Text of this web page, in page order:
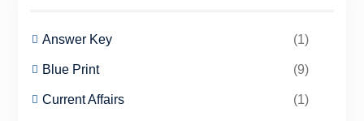
Answer Key (1)
Blue Print (9)
Current Affairs (1)